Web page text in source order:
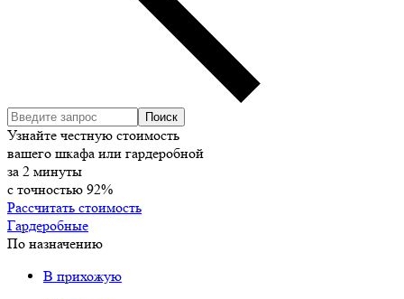
Узнайте честную стоимость
вашего шкафа или гардеробной
за 2 минуты
с точностью 92%
Рассчитать стоимость
Гардеробные
По назначению
В прихожую